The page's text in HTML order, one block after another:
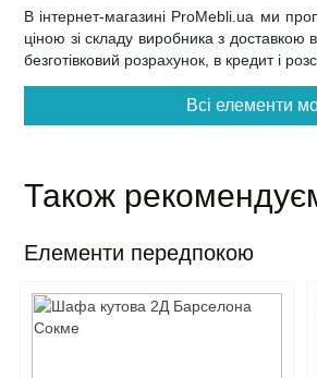
В інтернет-магазині ProMebli.ua ми
ціною зі складу виробника з доставкою
безготівковий розрахунок, в кредит і
Всі елементи
Також
Елементи передпокою